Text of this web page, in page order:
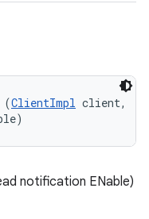
(ClientImpl client,
notification ENable)